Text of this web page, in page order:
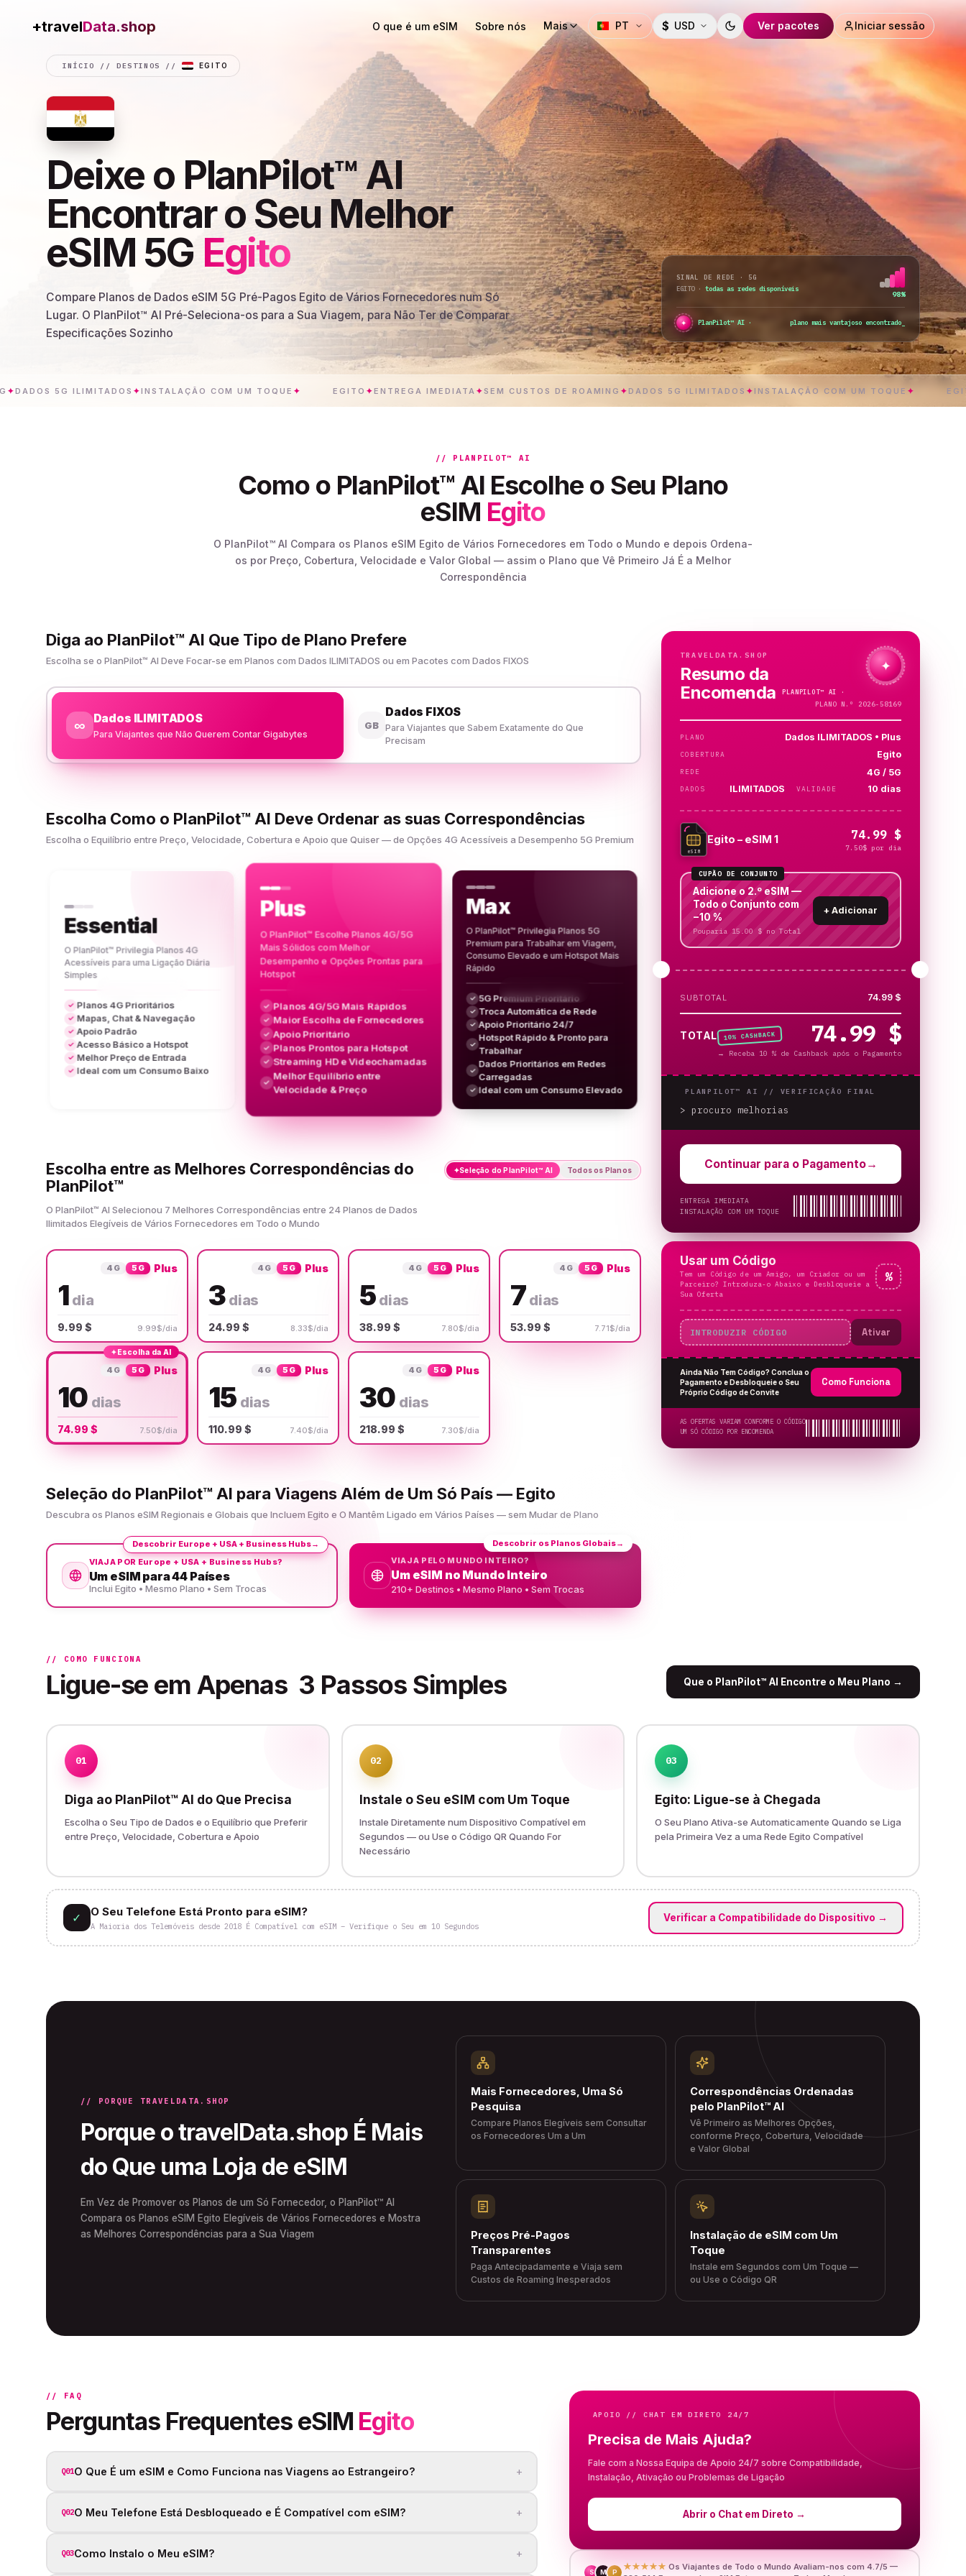
+travel O que é um eSIM Sobre nós Mais PT $ USD Toggle theme
Ver pacotes Iniciar sessão
INÍCIO //DESTINOS // EGITO
Deixe o PlanPilot™ AI
Encontrar o Seu Melhor
eSIM 5G Egito
Compare Planos de Dados eSIM 5G Pré-Pagos Egito de Vários Fornecedores num Só
Lugar. O PlanPilot™ AI Pré-Seleciona-os para a Sua Viagem, para Não Ter de Comparar
Especificações Sozinho
SINAL DE REDE · 5G
EGITO· todas as redes disponíveis
98%
✦ ● PlanPilot™ AI · plano mais vantajoso encontrado
5G ILIMITADOS ✦INSTALAÇÃO COM UM TOQUE ✦ EGITO ✦ENTREGA IMEDIATA✦SEM CUSTOS DE ROAMING✦DADOS 5G ILIMITADOS ✦INSTALAÇÃO COM UM TOQUE ✦ EGITO ✦
// PLANPILOT™ AI
Como o PlanPilot™ AI Escolhe o Seu Plano
eSIM Egito
O PlanPilot™ AI Compara os Planos eSIM Egito de Vários Fornecedores em Todo o Mundo e depois Ordena-
os por Preço, Cobertura, Velocidade e Valor Global — assim o Plano que Vê Primeiro Já É a Melhor
Correspondência
Diga ao PlanPilot™ AI Que Tipo de Plano Prefere
Escolha se o PlanPilot™ AI Deve Focar-se em Planos com Dados ILIMITADOS ou em Pacotes com Dados FIXOS
∞ Dados ILIMITADOS
Para Viajantes que Não Querem Contar Gigabytes
GB
Dados FIXOS
Para Viajantes que Sabem Exatamente do Que
Precisam
Escolha Como o PlanPilot™ AI Deve Ordenar as suas Correspondências
Escolha o Equilíbrio entre Preço, Velocidade, Cobertura e Apoio que Quiser — de Opções 4G Acessíveis a Desempenho 5G Premium
Essential
O PlanPilot™ Privilegia Planos 4G
Acessíveis para uma Ligação Diária
Simples
✓ Planos 4G Prioritários
✓ Mapas, Chat & Navegação
✓ Apoio Padrão
✓ Acesso Básico a Hotspot
✓ Melhor Preço de Entrada
✓ Ideal com um Consumo Baixo
Plus
O PlanPilot™ Escolhe Planos 4G/5G
Mais Sólidos com Melhor
Desempenho e Opções Prontas para
Hotspot
✓ Planos 4G/5G Mais Rápidos
✓ Maior Escolha de Fornecedores
✓ Apoio Prioritário
✓ Planos Prontos para Hotspot
✓ Streaming HD e Videochamadas
✓
Melhor Equilíbrio entre
Velocidade & Preço
Max
O PlanPilot™ Privilegia Planos 5G
Premium para Trabalhar em Viagem,
Consumo Elevado e um Hotspot Mais
Rápido
✓ 5G Premium Prioritário
✓ Troca Automática de Rede
✓ Apoio Prioritário 24/7
✓
Hotspot Rápido & Pronto para
Trabalhar
✓
Dados Prioritários em Redes
Carregadas
✓ Ideal com um Consumo Elevado
Escolha entre as Melhores Correspondências do
PlanPilot™
O PlanPilot™ AI Selecionou 7 Melhores Correspondências entre 24 Planos de Dados
Ilimitados Elegíveis de Vários Fornecedores em Todo o Mundo
✦Seleção do PlanPilot™ AI Todos os Planos
4G 5G Plus
1 dia
9.99 $ 9.99$/dia
4G 5G Plus
3 dias
24.99 $ 8.33$/dia
4G 5G Plus
5 dias
38.99 $ 7.80$/dia
4G 5G Plus
7 dias
53.99 $ 7.71$/dia
✦Escolha da AI
4G 5G Plus
10 dias
74.99 $ 7.50$/dia
4G 5G Plus
15 dias
110.99 $ 7.40$/dia
4G 5G Plus
30 dias
218.99 $ 7.30$/dia
Seleção do PlanPilot™ AI para Viagens Além de Um Só País — Egito
Descubra os Planos eSIM Regionais e Globais que Incluem Egito e O Mantêm Ligado em Vários Países — sem Mudar de Plano
VIAJA POR Europe + USA + Business Hubs?
Um eSIM para 44 Países
Inclui Egito • Mesmo Plano • Sem Trocas
Descobrir Europe + USA + Business Hubs→
VIAJA PELO MUNDO INTEIRO?
Um eSIM no Mundo Inteiro
210+ Destinos • Mesmo Plano • Sem Trocas
Descobrir os Planos Globais→
TRAVELDATA.SHOP
Resumo da
Encomenda
✦
PLANPILOT™ AI ·
PLANO N.º 2026-58169
PLANO Dados ILIMITADOS • Plus
COBERTURA Egito
REDE 4G / 5G
DADOS ILIMITADOS VALIDADE 10 dias
eSIM
Egito – eSIM 1 74.99 $
7.50$ por dia
CUPÃO DE CONJUNTO
Adicione o 2.º eSIM —
Todo o Conjunto com
−10 %
Pouparia 15.00 $ no Total
+ Adicionar
SUBTOTAL 74.99 $
TOTAL 10% CASHBACK 74.99 $
→ Receba 10 % de Cashback após o Pagamento
PLANPILOT™ AI // VERIFICAÇÃO FINAL
> procuro melhorias
Continuar para o Pagamento→
ENTREGA IMEDIATA
INSTALAÇÃO COM UM TOQUE
Usar um Código
Tem um Código de um Amigo, um Criador ou um
Parceiro? Introduza-o Abaixo e Desbloqueie a
Sua Oferta
%
Ativar
Ainda Não Tem Código? Conclua o
Pagamento e Desbloqueie o Seu
Próprio Código de Convite
Como Funciona
AS OFERTAS VARIAM CONFORME O CÓDIGO
UM SÓ CÓDIGO POR ENCOMENDA
// COMO FUNCIONA
Ligue-se em Apenas 3 Passos Simples Que o PlanPilot™ AI Encontre o Meu Plano →
01
Diga ao PlanPilot™ AI do Que Precisa
Escolha o Seu Tipo de Dados e o Equilíbrio que Preferir
entre Preço, Velocidade, Cobertura e Apoio
02
Instale o Seu eSIM com Um Toque
Instale Diretamente num Dispositivo Compatível em
Segundos — ou Use o Código QR Quando For
Necessário
03
Egito: Ligue-se à Chegada
O Seu Plano Ativa-se Automaticamente Quando se Liga
pela Primeira Vez a uma Rede Egito Compatível
✓ O Seu Telefone Está Pronto para eSIM?
A Maioria dos Telemóveis desde 2018 É Compatível com eSIM – Verifique o Seu em 10 Segundos
Verificar a Compatibilidade do Dispositivo →
// PORQUE TRAVELDATA.SHOP
Porque o travelData.shop É Mais
do Que uma Loja de eSIM
Em Vez de Promover os Planos de um Só Fornecedor, o PlanPilot™ AI
Compara os Planos eSIM Egito Elegíveis de Vários Fornecedores e Mostra
as Melhores Correspondências para a Sua Viagem
Mais Fornecedores, Uma Só
Pesquisa
Compare Planos Elegíveis sem Consultar
os Fornecedores Um a Um
Correspondências Ordenadas
pelo PlanPilot™ AI
Vê Primeiro as Melhores Opções,
conforme Preço, Cobertura, Velocidade
e Valor Global
Preços Pré-Pagos
Transparentes
Paga Antecipadamente e Viaja sem
Custos de Roaming Inesperados
Instalação de eSIM com Um
Toque
Instale em Segundos com Um Toque —
ou Use o Código QR
// FAQ
Perguntas Frequentes eSIM Egito
Q01O Que É um eSIM e Como Funciona nas Viagens ao Estrangeiro? +
Q02O Meu Telefone Está Desbloqueado e É Compatível com eSIM? +
Q03Como Instalo o Meu eSIM? +
APOIO // CHAT EM DIRETO 24/7
Precisa de Mais Ajuda?
Fale com a Nossa Equipa de Apoio 24/7 sobre Compatibilidade,
Instalação, Ativação ou Problemas de Ligação
Abrir o Chat em Direto →
S M P
★★★★★ Os Viajantes de Todo o Mundo Avaliam-nos com 4.7/5 —